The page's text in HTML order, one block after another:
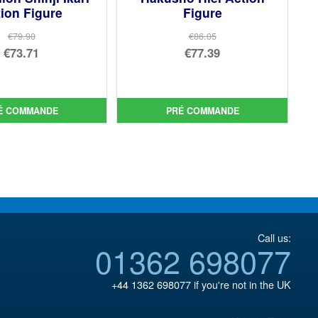
Figure
€79.90
Le
était :
€79.90.
€73.71
actuel
est :
COMMANDE
Figure
€86.05
Le
était :
€86.05.
€77.39
actuel
est :
PRÉ COMMANDE
Call us:
01362 698077
+44 1362 698077if you're not in the UK